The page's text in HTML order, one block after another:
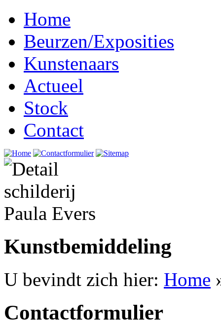
Home
Beurzen/Exposities
Kunstenaars
Actueel
Stock
Contact
Kunstbemiddeling
U bevindt zich hier: Home
Contactformulier